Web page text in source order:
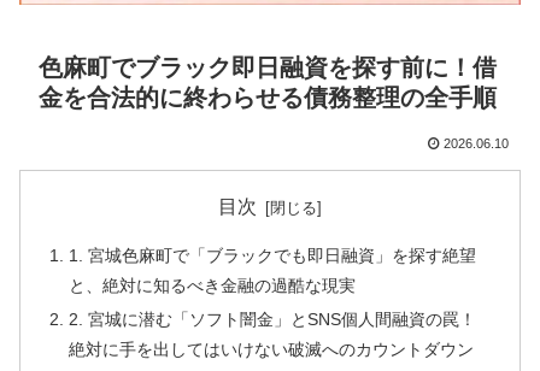
色麻町でブラック即日融資を探す前に！借
金を合法的に終わらせる債務整理の全手順
2026.06.10
目次
1. 宮城色麻町で「ブラックでも即日融資」を探す絶望
と、絶対に知るべき金融の過酷な現実
2. 宮城に潜む「ソフト闇金」とSNS個人間融資の罠！
絶対に手を出してはいけない破滅へのカウントダウン